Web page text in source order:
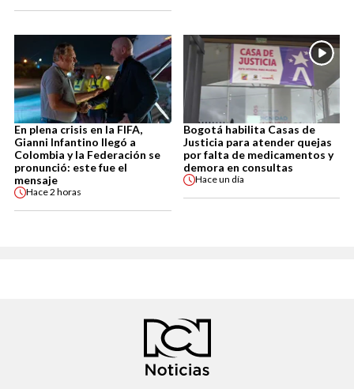
En plena crisis en la FIFA,
Gianni Infantino llegó a
Colombia y la Federación se
pronunció: este fue el
mensaje
Hace2 horas
Bogotá habilita Casas de
Justicia para atender quejas
por falta de medicamentos y
demora en consultas
Haceun día